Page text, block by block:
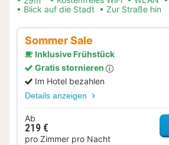
Blick auf die Stadt
Zur Straße hin
Sommer Sale
Inklusive Frühstück
Gratis stornieren
Im Hotel bezahlen
Details anzeigen
Ab
219 €
pro Zimmer pro Nacht